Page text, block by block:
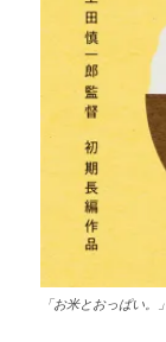
「お米とおっぱい。」